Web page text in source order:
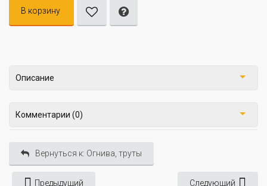
В корзину
Описание
Комментарии (0)
Вернуться к: Огнива, труты
Предыдущий Следующий